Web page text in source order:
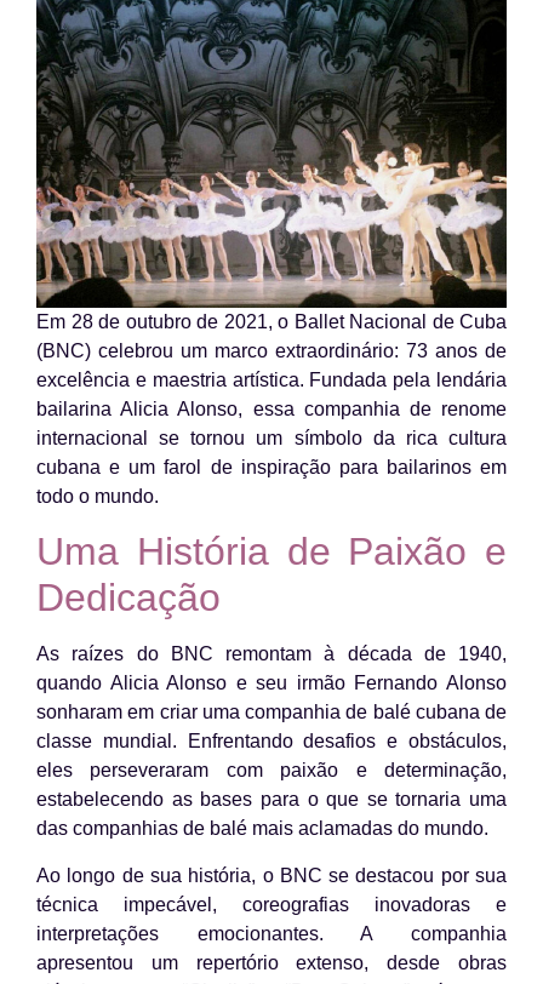
Em 28 de outubro de 2021, o Ballet Nacional de Cuba
(BNC) celebrou um marco extraordinário: 73 anos de
excelência e maestria artística. Fundada pela lendária
bailarina Alicia Alonso, essa companhia de renome
internacional se tornou um símbolo da rica cultura
cubana e um farol de inspiração para bailarinos em
todo o mundo.
Uma História de Paixão e
Dedicação
As raízes do BNC remontam à década de 1940,
quando Alicia Alonso e seu irmão Fernando Alonso
sonharam em criar uma companhia de balé cubana de
classe mundial. Enfrentando desafios e obstáculos,
eles perseveraram com paixão e determinação,
estabelecendo as bases para o que se tornaria uma
das companhias de balé mais aclamadas do mundo.
Ao longo de sua história, o BNC se destacou por sua
técnica impecável, coreografias inovadoras e
interpretações emocionantes. A companhia
apresentou um repertório extenso, desde obras